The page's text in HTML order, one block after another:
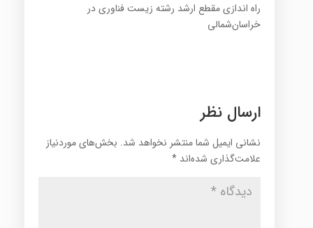
راه اندازی مقطع ارشد رشته زیست فناوری در
خراسان‌شمالی
ارسال نظر
نشانی ایمیل شما منتشر نخواهد شد. بخش‌های موردنیاز
علامت‌گذاری شده‌اند *